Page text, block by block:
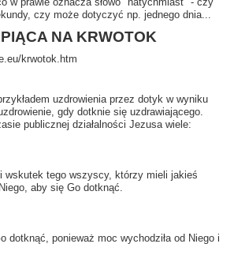
czy może dotyczyć np. jednego dnia...
NA KRWOTOK
krwotok.htm
uzdrowienia przez dotyk w wyniku
gdy dotknie się uzdrawiającego.
publicznej działalności Jezusa wiele:
i wskutek tego wszyscy, którzy mieli jakieś
aby się Go dotknąć.
dotknąć, ponieważ moc wychodziła od Niego i